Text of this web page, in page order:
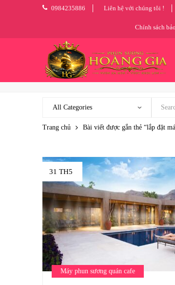
0984235886 Liên hệ với chúng tôi !
Chính sách
Trang chủ Bài viết được gắn thẻ “lắp đặt
31 TH5
Máy phun sương quán cafe